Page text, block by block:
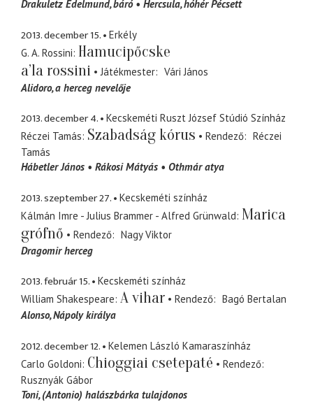
Drakuletz Edelmund báró Hercsula hóhér Pécsett
2013. december 15.
Erkély
G. A. Rossini Hamucipőcske
a’la rossini
Játékmester
Vári János
Alidoro a herceg nevelője
2013. december 4.
Kecskeméti Ruszt József Stúdió Színház
Réczei Tamás Szabadság kórus Rendező
Réczei
Tamás
Hábetler János
Rákosi Mátyás Othmár atya
2013. szeptember 27.
Kecskeméti színház
Kálmán Imre - Julius Brammer - Alfred Grünwald Marica
grófnő
Rendező
Nagy Viktor
Dragomir herceg
2013. február 15.
Kecskeméti színház
William Shakespeare A vihar Rendező
Bagó Bertalan
Alonso Nápoly királya
2012. december 12.
Kelemen László Kamaraszínház
Carlo Goldoni Chioggiai csetepaté
Rendező
Rusznyák Gábor
Toni (Antonio) halászbárka tulajdonos